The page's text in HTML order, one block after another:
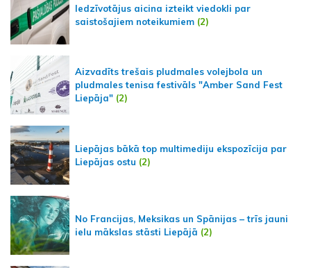
Iedzīvotājus aicina izteikt viedokli par
saistošajiem noteikumiem (2)
Aizvadīts trešais pludmales volejbola un
pludmales tenisa festivāls "Amber Sand Fest
Liepāja" (2)
Liepājas bākā top multimediju ekspozīcija par
Liepājas ostu (2)
No Francijas, Meksikas un Spānijas – trīs jauni
ielu mākslas stāsti Liepājā (2)